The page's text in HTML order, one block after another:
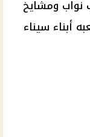
نواب ومشايخ
أبناء سيناء